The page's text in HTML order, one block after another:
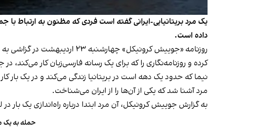
داده است.
روزنامه «جوییش کرونیکل»
کرده و روزنامه‌نگاری را که برای یک رسانه فارسی‌زبان کار می‌کند،
نیما که حدود یک دهه است در بریتانیا زندگی می‌کند و در یک بار
مرد آشنا شد که یکی از آن‌ها را از ایران می‌شناخت.
به گزارش جوییش کرونیکل، آن مرد ابتدا درباره راه‌اندازی یک
حمله به یک